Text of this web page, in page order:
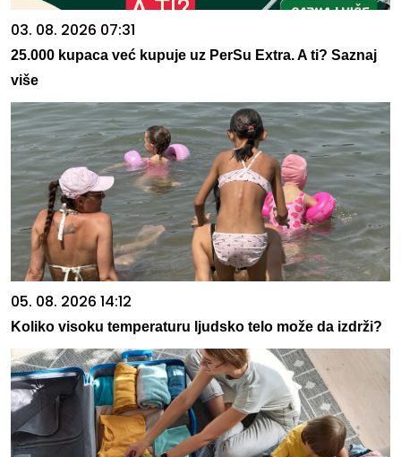
03. 08. 2026 07:31
25.000 kupaca već kupuje uz PerSu Extra. A ti? Saznaj
više
05. 08. 2026 14:12
Koliko visoku temperaturu ljudsko telo može da izdrži?